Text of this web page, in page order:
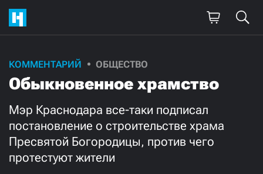
КОММЕНТАРИЙ ОБЩЕСТВО
Обыкновенное храмство
Мэр Краснодара все-таки подписал
постановление о строительстве храма
Пресвятой Богородицы, против чего
протестуют жители
Поддержите
нашу работу!
Ежемесячно Разово
3000 1000